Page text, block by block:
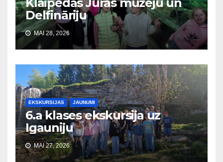
Klaipēdas Jūras muzeju un
Delfināriju
MAI 28, 2026
EKSKURSIJAS JAUNUMI
6.a klases ekskursija uz
Igauniju
MAI 27, 2026